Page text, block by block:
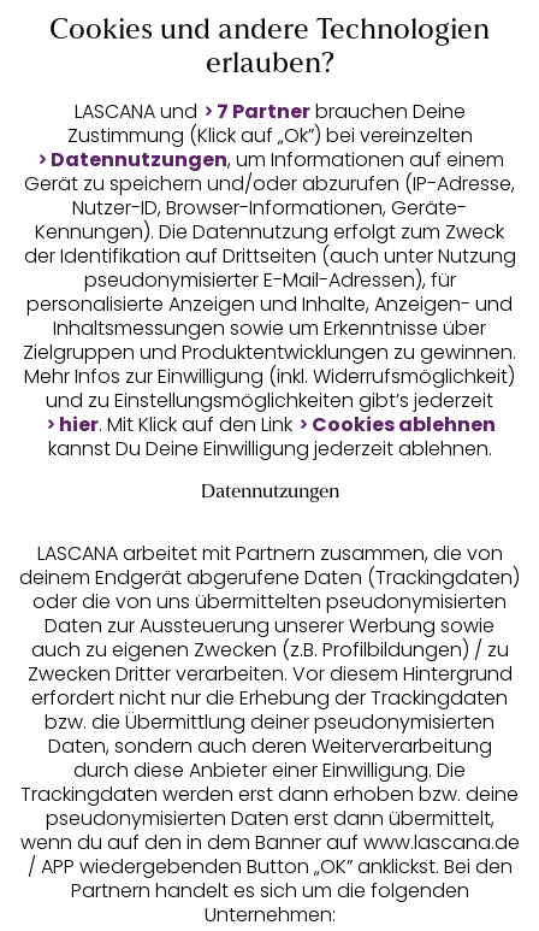
Auszeichnungen
Geprüfte Sicherheit
Unsere Apps
Services
Beratung
Über uns
Rechtliches
Cookies und andere Technologien
erlauben?
LASCANA und 7 Partnerbrauchen Deine
Zustimmung (Klick auf „Ok”) bei vereinzelten
Datennutzungen, um Informationen auf einem
Gerät zu speichern und/oder abzurufen (IP-Adresse,
Nutzer-ID, Browser-Informationen, Geräte-
Kennungen). Die Datennutzung erfolgt zum Zweck
der Identifikation auf Drittseiten (auch unter Nutzung
pseudonymisierter E-Mail-Adressen), für
personalisierte Anzeigen und Inhalte, Anzeigen- und
Inhaltsmessungen sowie um Erkenntnisse über
Zielgruppen und Produktentwicklungen zu gewinnen.
Mehr Infos zur Einwilligung (inkl. Widerrufsmöglichkeit)
und zu Einstellungsmöglichkeiten gibt’s jederzeit
hier. Mit Klick auf den Link
Cookies ablehnen
kannst Du Deine Einwilligung jederzeit ablehnen.
Datennutzungen
LASCANA arbeitet mit Partnern zusammen, die von
deinem Endgerät abgerufene Daten (Trackingdaten)
oder die von uns übermittelten pseudonymisierten
Daten zur Aussteuerung unserer Werbung sowie
auch zu eigenen Zwecken (z.B. Profilbildungen) / zu
Zwecken Dritter verarbeiten. Vor diesem Hintergrund
erfordert nicht nur die Erhebung der Trackingdaten
bzw. die Übermittlung deiner pseudonymisierten
Daten, sondern auch deren Weiterverarbeitung
durch diese Anbieter einer Einwilligung. Die
Trackingdaten werden erst dann erhoben bzw. deine
pseudonymisierten Daten erst dann übermittelt,
wenn du auf den in dem Banner auf www.lascana.de
/ APP wiedergebenden Button „OK” anklickst. Bei den
Partnern handelt es sich um die folgenden
Unternehmen: